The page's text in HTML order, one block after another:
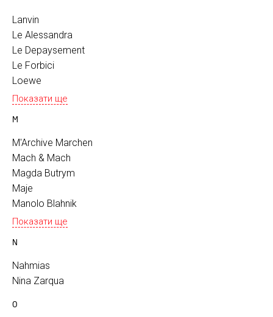
Lanvin
Le Alessandra
Le Depaysement
Le Forbici
Loewe
Показати ще
M
M'Archive Marchen
Mach & Mach
Magda Butrym
Maje
Manolo Blahnik
Показати ще
N
Nahmias
Nina Zarqua
O